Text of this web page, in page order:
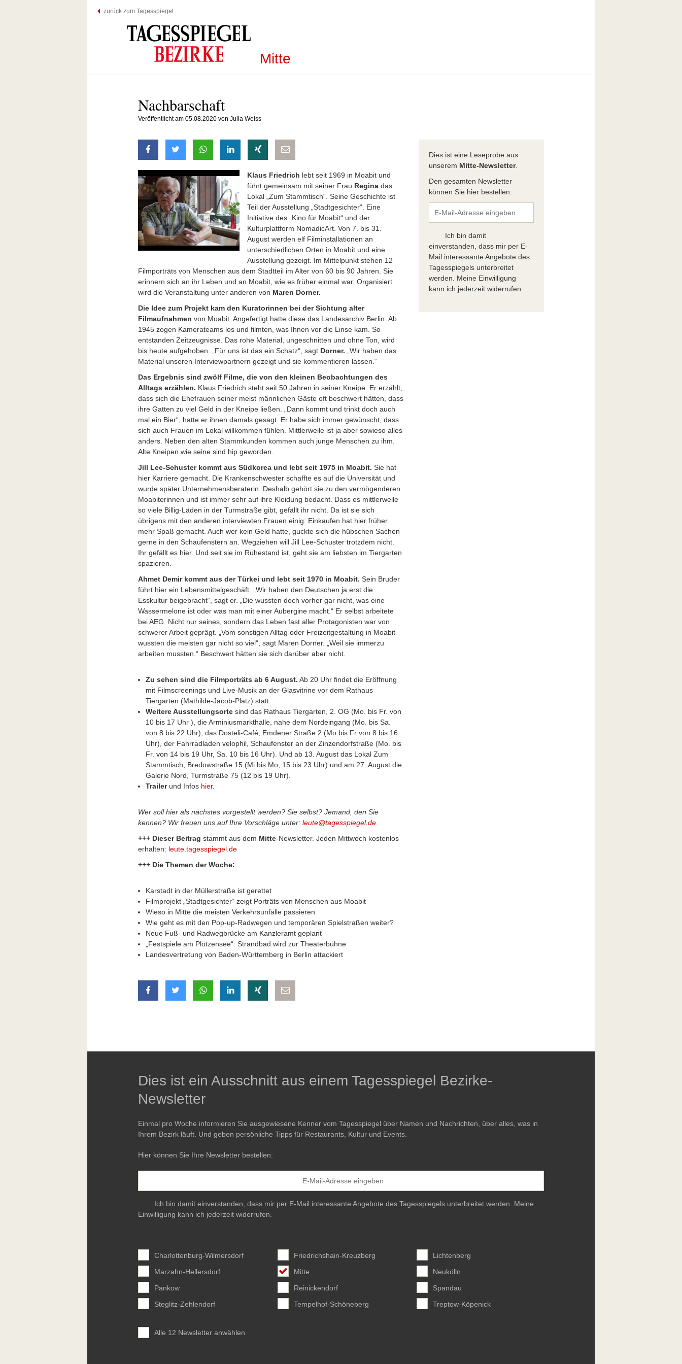
zurück zum Tagesspiegel
Mitte
Nachbarschaft
Veröffentlicht am 05.08.2020 von Julia Weiss
auf Facebook teilen
auf Twitter teilen
mit Whatsapp teilen
auf LinkedIn teilen
auf Xing teilenper E-Mail teilen
Klaus Friedrich lebt seit 1969 in Moabit und
führt gemeinsam mit seiner Frau Regina das
Lokal „Zum Stammtisch“. Seine Geschichte ist
Teil der Ausstellung „Stadtgesichter“. Eine
Initiative des „Kino für Moabit“ und der
Kulturplattform NomadicArt. Von 7. bis 31.
August werden elf Filminstallationen an
unterschiedlichen Orten in Moabit und eine
Ausstellung gezeigt. Im Mittelpunkt stehen 12
Filmporträts von Menschen aus dem Stadtteil im Alter von 60 bis 90 Jahren. Sie
erinnern sich an ihr Leben und an Moabit, wie es früher einmal war. Organisiert
wird die Veranstaltung unter anderen von Maren Dorner.
Die Idee zum Projekt kam den Kuratorinnen bei der Sichtung alter
Filmaufnahmen von Moabit. Angefertigt hatte diese das Landesarchiv Berlin. Ab
1945 zogen Kamerateams los und filmten, was Ihnen vor die Linse kam. So
entstanden Zeitzeugnisse. Das rohe Material, ungeschnitten und ohne Ton, wird
bis heute aufgehoben. „Für uns ist das ein Schatz“, sagt Dorner.
„Wir haben das
Material unseren Interviewpartnern gezeigt und sie kommentieren lassen.“
Das Ergebnis sind zwölf Filme, die von den kleinen Beobachtungen des
Alltags erzählen. Klaus Friedrich steht seit 50 Jahren in seiner Kneipe. Er erzählt,
dass sich die Ehefrauen seiner meist männlichen Gäste oft beschwert hätten, dass
ihre Gatten zu viel Geld in der Kneipe ließen. „Dann kommt und trinkt doch auch
mal ein Bier“, hatte er ihnen damals gesagt. Er habe sich immer gewünscht, dass
sich auch Frauen im Lokal willkommen fühlen. Mittlerweile ist ja aber sowieso alles
anders. Neben den alten Stammkunden kommen auch junge Menschen zu ihm.
Alte Kneipen wie seine sind hip geworden.
Jill Lee-Schuster kommt aus Südkorea und lebt seit 1975 in Moabit. Sie hat
hier Karriere gemacht. Die Krankenschwester schaffte es auf die Universität und
wurde später Unternehmensberaterin. Deshalb gehört sie zu den vermögenderen
Moabiterinnen und ist immer sehr auf ihre Kleidung bedacht. Dass es mittlerweile
so viele Billig-Läden in der Turmstraße gibt, gefällt ihr nicht. Da ist sie sich
übrigens mit den anderen interviewten Frauen einig: Einkaufen hat hier früher
mehr Spaß gemacht. Auch wer kein Geld hatte, guckte sich die hübschen Sachen
gerne in den Schaufenstern an. Wegziehen will Jill Lee-Schuster trotzdem nicht.
Ihr gefällt es hier. Und seit sie im Ruhestand ist, geht sie am liebsten im Tiergarten
spazieren.
Ahmet Demir kommt aus der Türkei und lebt seit 1970 in Moabit. Sein Bruder
führt hier ein Lebensmittelgeschäft. „Wir haben den Deutschen ja erst die
Esskultur beigebracht“, sagt er. „Die wussten doch vorher gar nicht, was eine
Wassermelone ist oder was man mit einer Aubergine macht.“ Er selbst arbeitete
bei AEG. Nicht nur seines, sondern das Leben fast aller Protagonisten war von
schwerer Arbeit geprägt. „Vom sonstigen Alltag oder Freizeitgestaltung in Moabit
wussten die meisten gar nicht so viel“, sagt Maren Dorner. „Weil sie immerzu
arbeiten mussten.“ Beschwert hätten sie sich darüber aber nicht.
Zu sehen sind die Filmporträts ab 6 August. Ab 20 Uhr findet die Eröffnung
mit Filmscreenings und Live-Musik an der Glasvitrine vor dem Rathaus
Tiergarten (Mathilde-Jacob-Platz) statt.
Weitere Ausstellungsorte sind das Rathaus Tiergarten, 2. OG (Mo. bis Fr. von
10 bis 17 Uhr ), die Arminiusmarkthalle, nahe dem Nordeingang (Mo. bis Sa.
von 8 bis 22 Uhr), das Dosteli-Café, Emdener Straße 2 (Mo bis Fr von 8 bis 16
Uhr), der Fahrradladen velophil, Schaufenster an der Zinzendorfstraße (Mo. bis
Fr. von 14 bis 19 Uhr, Sa. 10 bis 16 Uhr). Und ab 13. August das Lokal Zum
Stammtisch, Bredowstraße 15 (Mi bis Mo, 15 bis 23 Uhr) und am 27. August die
Galerie Nord, Turmstraße 75 (12 bis 19 Uhr).
Trailerund Infos hier.
Wer soll hier als nächstes vorgestellt werden? Sie selbst? Jemand, den Sie
kennen? Wir freuen uns auf Ihre Vorschläge unter: leute@tagesspiegel.de
+++ Dieser Beitrag stammt aus dem Mitte-Newsletter. Jeden Mittwoch kostenlos
erhalten: leute.tagesspiegel.de
+++ Die Themen der Woche:
Karstadt in der Müllerstraße ist gerettet
Filmprojekt „Stadtgesichter“ zeigt Porträts von Menschen aus Moabit
Wieso in Mitte die meisten Verkehrsunfälle passieren
Wie geht es mit den Pop-up-Radwegen und temporären Spielstraßen weiter?
Neue Fuß- und Radwegbrücke am Kanzleramt geplant
„Festspiele am Plötzensee“: Strandbad wird zur Theaterbühne
Landesvertretung von Baden-Württemberg in Berlin attackiert
auf Facebook teilen
auf Twitter teilen
mit Whatsapp teilen
auf LinkedIn teilen
auf Xing teilenper E-Mail teilen
Dies ist eine Leseprobe aus
unserem Mitte-Newsletter.
Den gesamten Newsletter
können Sie hier bestellen:
Ich bin damit
einverstanden, dass mir per E-
Mail interessante Angebote des
Tagesspiegels unterbreitet
werden. Meine Einwilligung
kann ich jederzeit widerrufen.
Dies ist ein Ausschnitt aus einem Tagesspiegel Bezirke-
Newsletter
Einmal pro Woche informieren Sie ausgewiesene Kenner vom Tagesspiegel über Namen und Nachrichten, über alles, was in
Ihrem Bezirk läuft. Und geben persönliche Tipps für Restaurants, Kultur und Events.
Hier können Sie Ihre Newsletter bestellen:
Ich bin damit einverstanden, dass mir per E-Mail interessante Angebote des Tagesspiegels unterbreitet werden. Meine
Einwilligung kann ich jederzeit widerrufen.
Charlottenburg-Wilmersdorf Friedrichshain-Kreuzberg
Lichtenberg
Marzahn-Hellersdorf
Mitte
Neukölln
Pankow
Reinickendorf
Spandau
Steglitz-Zehlendorf
Tempelhof-Schöneberg Treptow-Köpenick
Alle 12 Newsletter anwählen